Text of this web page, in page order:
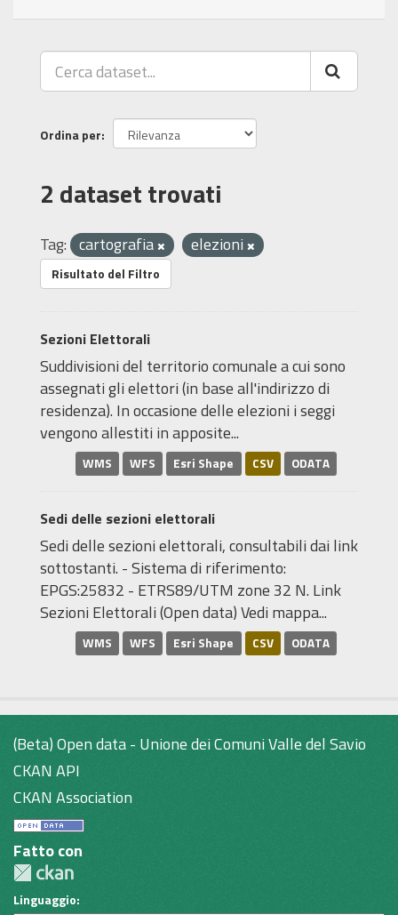
Ordina per
2 dataset trovati
Tag: cartografia elezioni
Risultato del Filtro
Sezioni Elettorali
Suddivisioni del territorio comunale a cui sono
assegnati gli elettori (in base all'indirizzo di
residenza). In occasione delle elezioni i seggi
vengono allestiti in apposite...
WMS WFS Esri Shape CSV ODATA
Sedi delle sezioni elettorali
Sedi delle sezioni elettorali, consultabili dai link
sottostanti. - Sistema di riferimento:
EPGS:25832 - ETRS89/UTM zone 32 N. Link
Sezioni Elettorali (Open data) Vedi mappa...
WMS WFS Esri Shape CSV ODATA
(Beta) Open data - Unione dei Comuni Valle del Savio
CKAN API
CKAN Association
Fatto con
Linguaggio